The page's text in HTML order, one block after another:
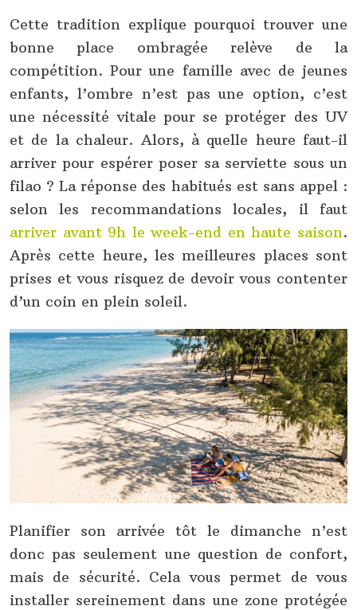
Cette tradition explique pourquoi trouver une
bonne place ombragée relève de la
compétition. Pour une famille avec de jeunes
enfants, l’ombre n’est pas une option, c’est
une nécessité vitale pour se protéger des UV
et de la chaleur. Alors, à quelle heure faut-il
arriver pour espérer poser sa serviette sous un
filao ? La réponse des habitués est sans appel :
selon les recommandations locales, il faut
arriver avant 9h le week-end en haute saison.
Après cette heure, les meilleures places sont
prises et vous risquez de devoir vous contenter
d’un coin en plein soleil.
Planifier son arrivée tôt le dimanche n’est
donc pas seulement une question de confort,
mais de sécurité. Cela vous permet de vous
installer sereinement dans une zone protégée